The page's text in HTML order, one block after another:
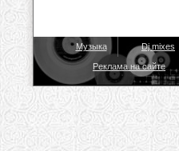
Музыка Dj mixes
Реклама на сайте